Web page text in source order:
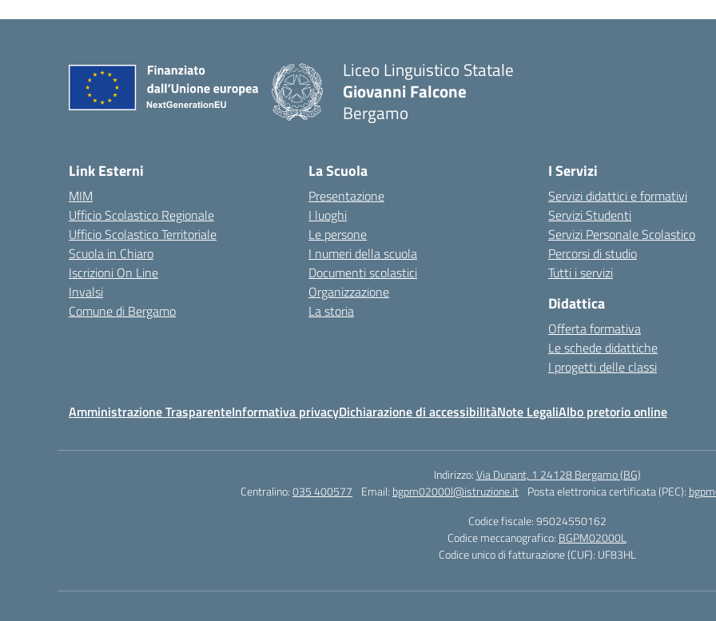
Liceo Linguistico Statale
Giovanni Falcone
Bergamo
Link Esterni
MIM
Ufficio Scolastico Regionale
Ufficio Scolastico Territoriale
Scuola in Chiaro
Iscrizioni On Line
Invalsi
Comune di Bergamo
La Scuola
Presentazione
I luoghi
Le persone
I numeri della scuola
Documenti scolastici
Organizzazione
La storia
I Servizi
Servizi didattici e formativi
Servizi Studenti
Servizi Personale Scolastico
Percorsi di studio
Tutti i servizi
Didattica
Offerta formativa
Le schede didattiche
I progetti delle classi
Amministrazione TrasparenteInformativa privacyDichiarazione di accessibilitàNote LegaliAlbo pretorio online
Indirizzo:Via Dunant, 1 24128 Bergamo (BG)
Centralino:035 400577 Email: bgpm02000l@istruzione.it Posta elettronica certificata (PEC):
Codice fiscale: 95024550162
Codice meccanografico: BGPM02000L
Codice unico di fatturazione (CUF): UF83HL